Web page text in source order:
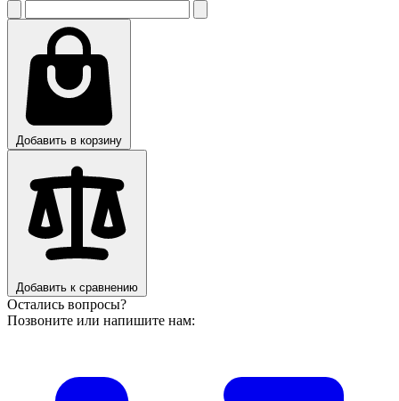
Добавить в корзину
Добавить к сравнению
Остались вопросы?
Позвоните или напишите нам: